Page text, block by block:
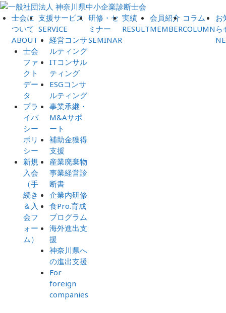
士会に
ついて
ABOUT
士会
ファ
クト
デー
タ
プラ
イバ
シー
ポリ
シー
新規
入会
（手
続き
＆入
会フ
ォー
ム）
支援サービス
SERVICE
経営コンサ
ルティング
ITコンサル
ティング
ESGコンサ
ルティング
事業承継・
M&Aサポ
ート
補助金獲得
支援
産業廃棄物
事業経営診
断書
企業内研修
食Pro.育成
プログラム
海外進出支
援
神奈川県へ
の進出支援
For
foreign
companies
研修・セ
ミナー
SEMINAR
実績
RESULT
会員紹介
MEMBER
コラム
COLUMN
お
ら